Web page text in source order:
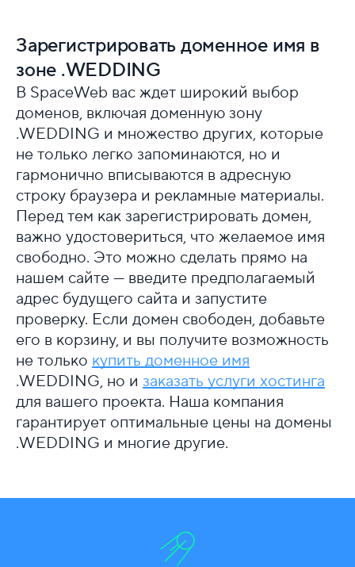
Зарегистрировать доменное имя в
зоне .WEDDING
В SpaceWeb вас ждет широкий выбор
доменов, включая доменную зону
.WEDDING и множество других, которые
не только легко запоминаются, но и
гармонично вписываются в адресную
строку браузера и рекламные материалы.
Перед тем как зарегистрировать домен,
важно удостовериться, что желаемое имя
свободно. Это можно сделать прямо на
нашем сайте — введите предполагаемый
адрес будущего сайта и запустите
проверку. Если домен свободен, добавьте
его в корзину, и вы получите возможность
не только купить доменное имя
.WEDDING, но и заказать услуги хостинга
для вашего проекта. Наша компания
гарантирует оптимальные цены на домены
.WEDDING и многие другие.